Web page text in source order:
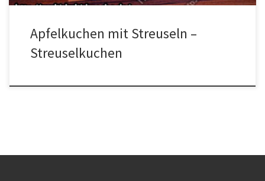
Apfelkuchen mit Streuseln –
Streuselkuchen